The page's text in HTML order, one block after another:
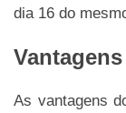
dia 16 do
As vantagens